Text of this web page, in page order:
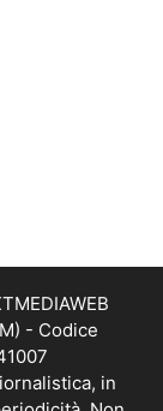
- Codice
in